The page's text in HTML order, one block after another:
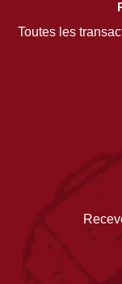
Toutes les